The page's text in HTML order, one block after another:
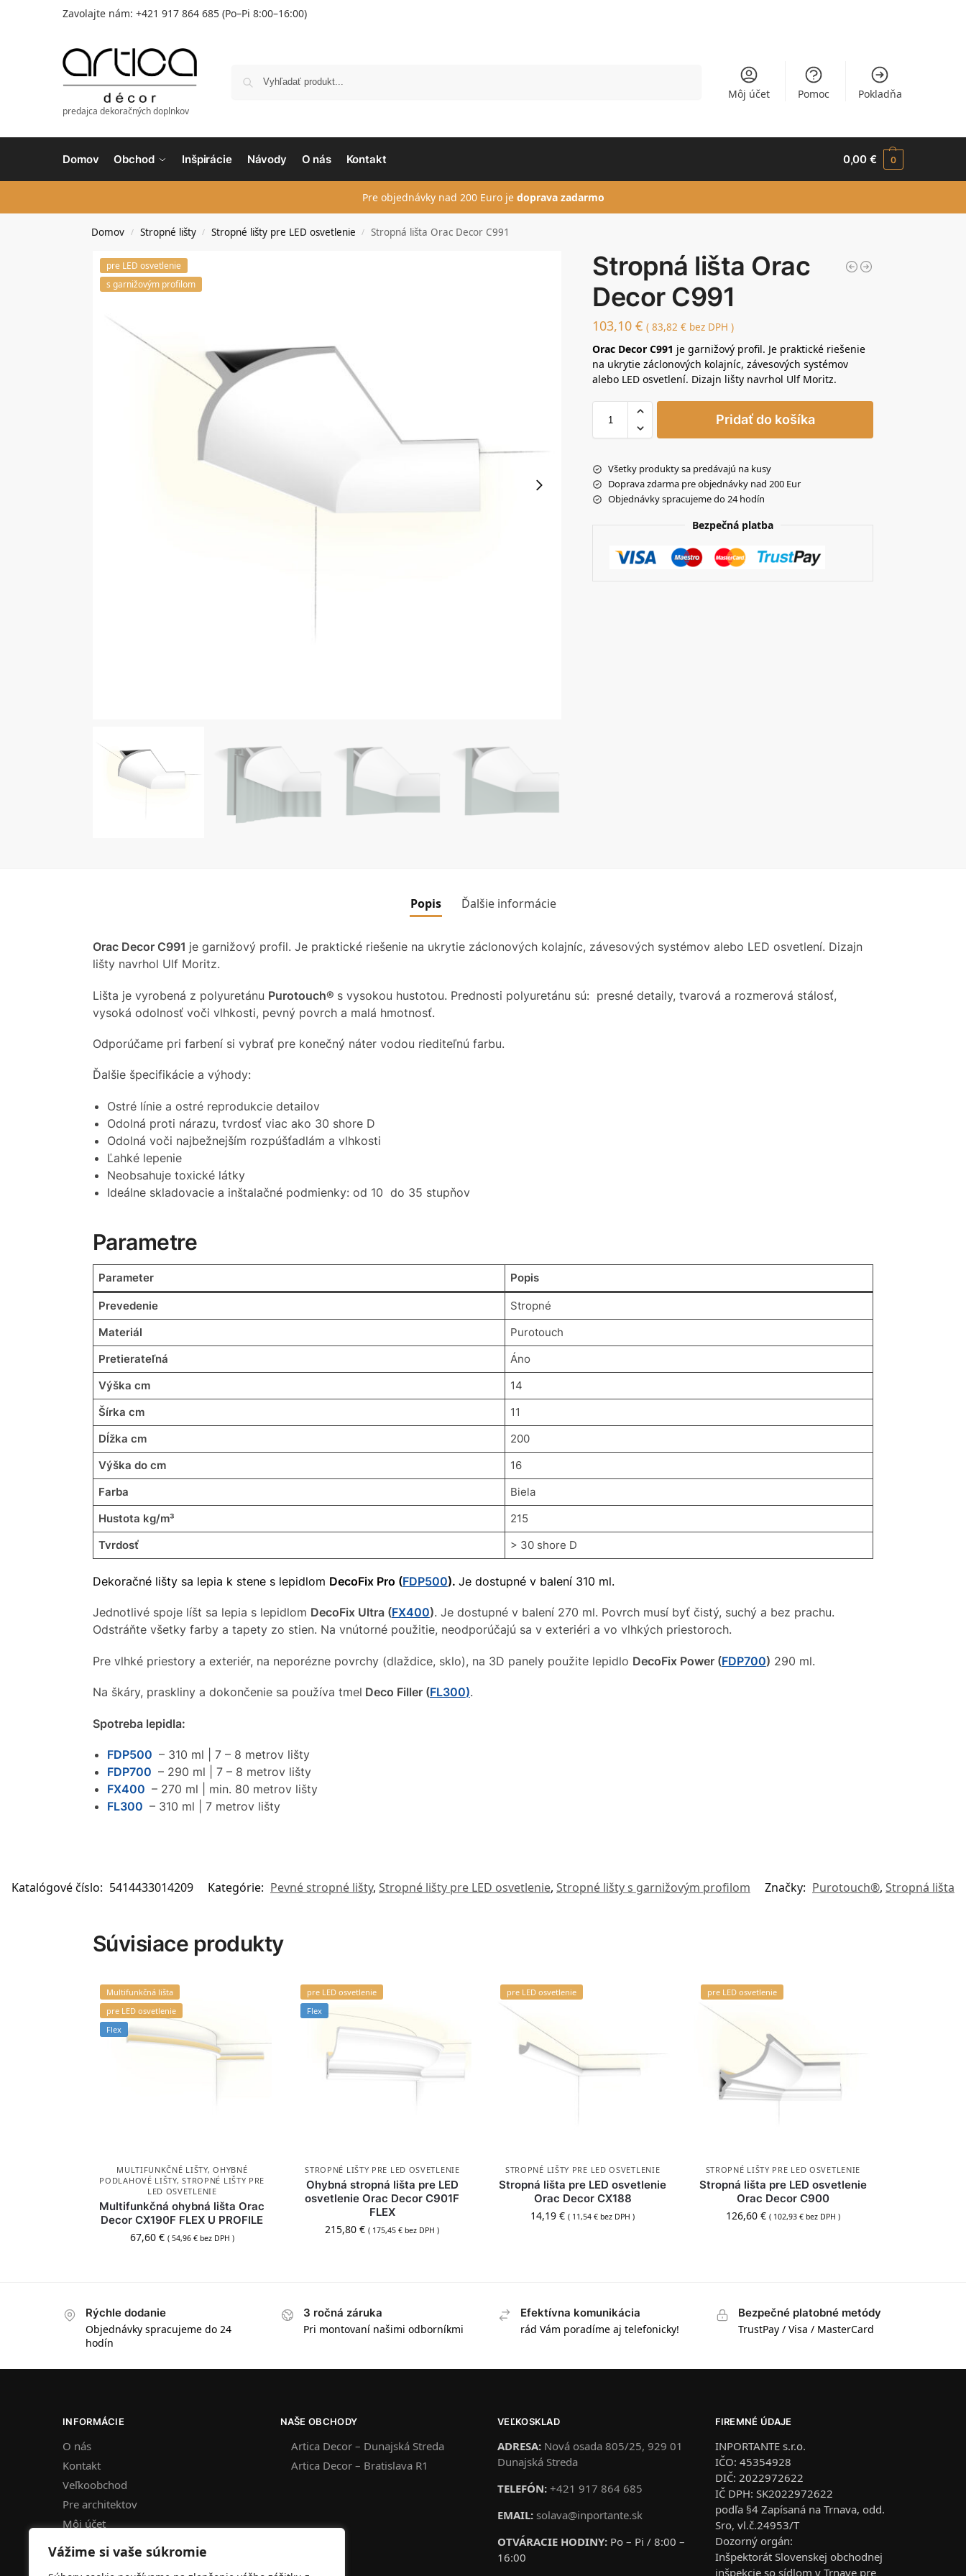
Vážime si vaše súkromie
Zavolajte nám: +421 917 864 685 (Po–Pi 8:00–16:00)
predajca dekoračných doplnkov
Môj účet Pomoc Pokladňa
Domov Obchod Inšpirácie Návody O nás Kontakt 0,00€ 0
Pre objednávky nad 200 Euro je doprava zadarmo
Domov / Stropné lišty / Stropné lišty pre LED osvetlenie / Stropná lišta Orac Decor C991
pre LED osvetlenie
s garnižovým profilom
Stropná lišta Orac
Decor C991
103,10€ (83,82€ bez DPH )
Orac Decor C991 je garnižový profil. Je praktické riešenie
na ukrytie záclonových kolajníc, závesových systémov
alebo LED osvetlení. Dizajn lišty navrhol Ulf Moritz.
Pridať do košíka
Všetky produkty sa predávajú na kusy
Doprava zdarma pre objednávky nad 200 Eur
Objednávky spracujeme do 24 hodín
Bezpečná platba
Popis Ďalšie informácie
Orac Decor C991 je garnižový profil. Je praktické riešenie na ukrytie záclonových kolajníc, závesových systémov alebo LED osvetlení. Dizajn
lišty navrhol Ulf Moritz.
Lišta je vyrobená z polyuretánu Purotouch® s vysokou hustotou. Prednosti polyuretánu sú: presné detaily, tvarová a rozmerová stálosť,
vysoká odolnosť voči vlhkosti, pevný povrch a malá hmotnosť.
Odporúčame pri farbení si vybrať pre konečný náter vodou riediteľnú farbu.
Ďalšie špecifikácie a výhody:
Ostré línie a ostré reprodukcie detailov
Odolná proti nárazu, tvrdosť viac ako 30 shore D
Odolná voči najbežnejším rozpúšťadlám a vlhkosti
Ľahké lepenie
Neobsahuje toxické látky
Ideálne skladovacie a inštalačné podmienky: od 10 do 35 stupňov
Parametre
Parameter Popis
Prevedenie
Stropné
Materiál
Purotouch
Pretierateľná
Áno
Výška cm
14
Šírka cm
11
Dĺžka cm
200
Výška do cm
16
Farba
Biela
Hustota kg/m³
215
Tvrdosť
> 30 shore D
Dekoračné lišty sa lepia k stene s lepidlom DecoFix Pro (FDP500). Je dostupné v balení 310 ml.
Jednotlivé spoje líšt sa lepia s lepidlom DecoFix Ultra (FX400). Je dostupné v balení 270 ml. Povrch musí byť čistý, suchý a bez prachu.
Odstráňte všetky farby a tapety zo stien. Na vnútorné použitie, neodporúčajú sa v exteriéri a vo vlhkých priestoroch.
Pre vlhké priestory a exteriér, na neporézne povrchy (dlaždice, sklo), na 3D panely použite lepidlo DecoFix Power (FDP700) 290 ml.
Na škáry, praskliny a dokončenie sa používa tmel Deco Filler (FL300).
Spotreba lepidla:
FDP500 – 310 ml | 7 – 8 metrov lišty
FDP700 – 290 ml | 7 – 8 metrov lišty
FX400 – 270 ml | min. 80 metrov lišty
FL300 – 310 ml | 7 metrov lišty
Katalógové číslo: 5414433014209 Kategórie: Pevné stropné lišty, Stropné lišty pre LED osvetlenie, Stropné lišty s garnižovým profilom Značky: Purotouch®, Stropná lišta
Súvisiace produkty
Multifunkčná lišta
pre LED osvetlenie
Flex
MULTIFUNKČNÉ LIŠTY,OHYBNÉ
PODLAHOVÉ LIŠTY,STROPNÉ LIŠTY PRE
LED OSVETLENIE
Multifunkčná ohybná lišta Orac
Decor CX190F FLEX U PROFILE
67,60 € ( 54,96 €bez DPH )
pre LED osvetlenie
Flex
STROPNÉ LIŠTY PRE LED OSVETLENIE
Ohybná stropná lišta pre LED
osvetlenie Orac Decor C901F
FLEX
215,80€ ( 175,45€ bez DPH )
pre LED osvetlenie
STROPNÉ LIŠTY PRE LED OSVETLENIE
Stropná lišta pre LED osvetlenie
Orac Decor CX188
14,19€ ( 11,54€ bez DPH )
pre LED osvetlenie
STROPNÉ LIŠTY PRE LED OSVETLENIE
Stropná lišta pre LED osvetlenie
Orac Decor C900
126,60 € ( 102,93 €bez DPH )
Rýchle dodanie
Objednávky spracujeme do 24
hodín
3 ročná záruka
Pri montovaní našimi odborníkmi
Efektívna komunikácia
rád Vám poradíme aj telefonicky!
Bezpečné platobné metódy
TrustPay / Visa / MasterCard
INFORMÁCIE
O nás
Kontakt
Veľkoobchod
Pre architektov
Môj účet
NAŠE OBCHODY
Artica Decor – Dunajská Streda
Artica Decor – Bratislava R1
VEĽKOSKLAD
ADRESA: Nová osada 805/25, 929 01
Dunajská Streda
TELEFÓN: +421 917 864 685
EMAIL: solava@inportante.sk
OTVÁRACIE HODINY: Po – Pi / 8:00 –
16:00
FIREMNÉ ÚDAJE
INPORTANTE s.r.o.
IČO: 45354928
DIČ: 2022972622
IČ DPH: SK2022972622
podľa §4 Zapísaná na Trnava, odd.
Sro, vl.č.24953/T
Dozorný orgán:
Inšpektorát Slovenskej obchodnej
inšpekcie so sídlom v Trnave pre